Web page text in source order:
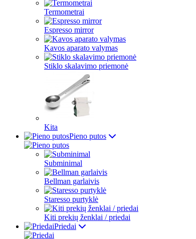
Termometrai
Espresso mirror
Kavos aparato valymas
Stiklo skalavimo priemonė
Kita
Pieno putos
Subminimal
Bellman garlaivis
Staresso purtyklė
Kiti prekių ženklai / priedai
Priedai